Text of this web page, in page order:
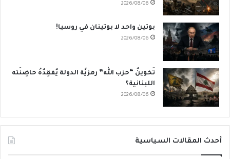
2026/08/06
بوتين واحد لا بوتينان في روسيا!
2026/08/06
تَخوينُ “حزب الله” رمزيَّة الدولة يُفقِدُهُ حاضِنَته
اللبنانية؟
2026/08/06
أحدث المقالات السياسية